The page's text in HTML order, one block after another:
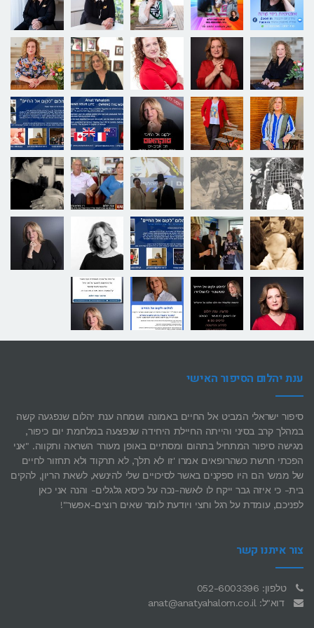
ענת יהלום הסיפור האישי
סיפור ישראלי המביט אל החיים באמונה ושמחה ענת יהלום שנפגעה קשה
במהלך קרב בסיני והייתה החיילת היחידה שנפצעה במלחמת יום כיפור,
מגישה סיפור המתחיל בתהום ומסתיים באופן מעורר השראה ותקווה. "אני
הפכתי חרשת כשהרופאים אמרו 'זו לא תלך, לא תרקוד ולא תחזור לחיים
של ממש' הם היו ספקנים באשר לסיכויים שלי להינשא, לשאת הריון, להקים
בית- כי איזה גבר ייקח לו לאשה-נכה על כיסא גלגלים- והנה אני כאן
לפניכם, עומדת על רגל וחצי ויודעת לומר שאים רוצים-אפשר"!
צור איתנו קשר
טלפון: 052-6003396
דוא"ל: anat@anatyahalom.co.il